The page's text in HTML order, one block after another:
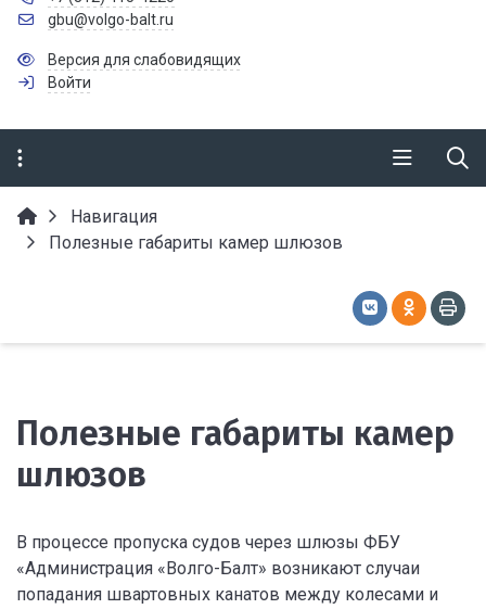
gbu@volgo-balt.ru
Версия для слабовидящих
Войти
Навигация
Полезные габариты камер шлюзов
Полезные габариты камер
шлюзов
В процессе пропуска судов через шлюзы ФБУ
«Администрация «Волго-Балт» возникают случаи
попадания швартовных канатов между колесами и